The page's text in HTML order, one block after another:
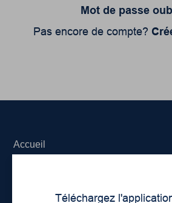
Mot de passe
Pas encore de compte?
Téléchargez
Accueil